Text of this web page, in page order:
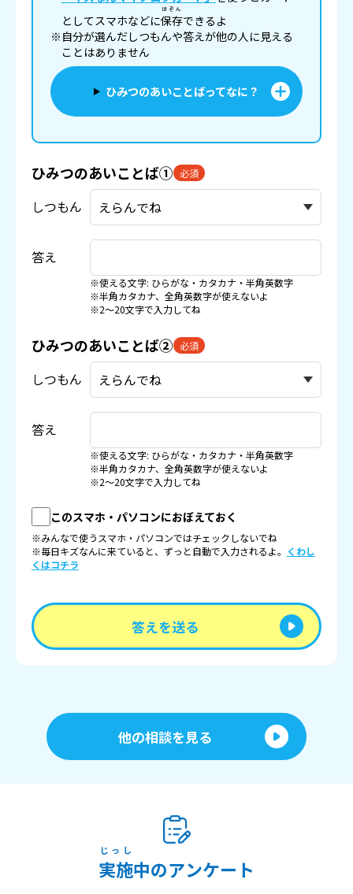
としてスマホなどに保存
ほぞん
できるよ
※自分が選んだしつもんや答えが他の人に見える
ことはありません
ひみつのあいことばってなに？
ひみつのあいことば① 必須
しつもん
答え
※使える文字: ひらがな・カタカナ・半角英数字
※半角カタカナ、全角英数字が使えないよ
※2〜20文字で入力してね
ひみつのあいことば② 必須
しつもん
答え
※使える文字: ひらがな・カタカナ・半角英数字
※半角カタカナ、全角英数字が使えないよ
※2〜20文字で入力してね
このスマホ・パソコンにおぼえておく
※みんなで使うスマホ・パソコンではチェックしないでね
※毎日キズなんに来ていると、ずっと自動で入力されるよ。 くわし
くはコチラ
答えを送る
他の相談を見る
実施
じっし
中のアンケート